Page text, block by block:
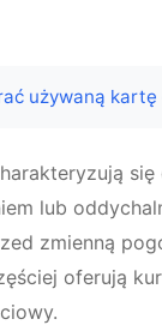
używaną
lub
zmienną
oferują